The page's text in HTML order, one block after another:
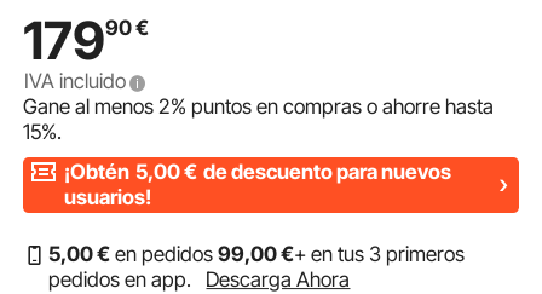
plato
17990€
IVA incluido
Gane al menos2% puntos en compras o ahorre hasta
15%.
¡Obtén 5,00€ de descuento para nuevos
usuarios!
5,00€ en pedidos99,00€+ en tus 3 primeros
pedidos en app.
Descarga Ahora